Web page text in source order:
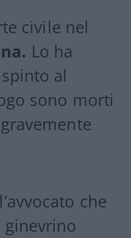
civile nel
Lo ha
al
sono morti
che
ginevrino